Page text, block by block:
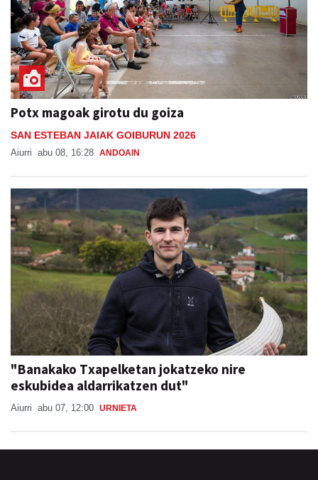
Potx magoak girotu du goiza
SAN ESTEBAN JAIAK GOIBURUN 2026
Aiurri abu 08, 16:28 ANDOAIN
"Banakako Txapelketan jokatzeko nire
eskubidea aldarrikatzen dut"
Aiurri abu 07, 12:00 URNIETA